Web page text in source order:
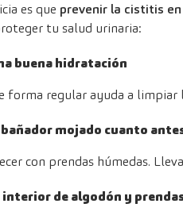
es que prevenir la cistitis
tu salud urinaria:
buena hidratación
forma regular ayuda a
bañador mojado cuanto
con prendas húmedas.
interior de algodón y